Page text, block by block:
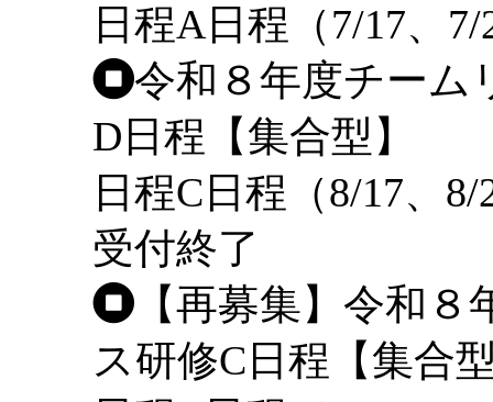
日程A日程（7/17、
令和８年度チーム
D日程【集合型】
日程C日程（8/17、
受付終了
【再募集】令和
ス研修C日程【集合